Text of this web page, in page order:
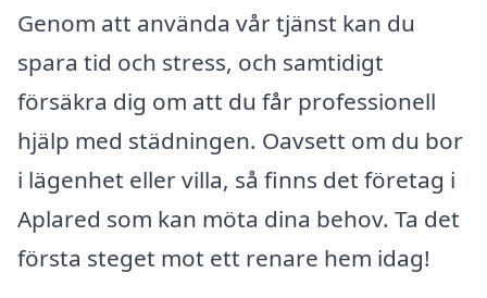
Genom att använda vår tjänst kan du
spara tid och stress, och samtidigt
försäkra dig om att du får professionell
hjälp med städningen. Oavsett om du bor
i lägenhet eller villa, så finns det företag i
Aplared som kan möta dina behov. Ta det
första steget mot ett renare hem idag!